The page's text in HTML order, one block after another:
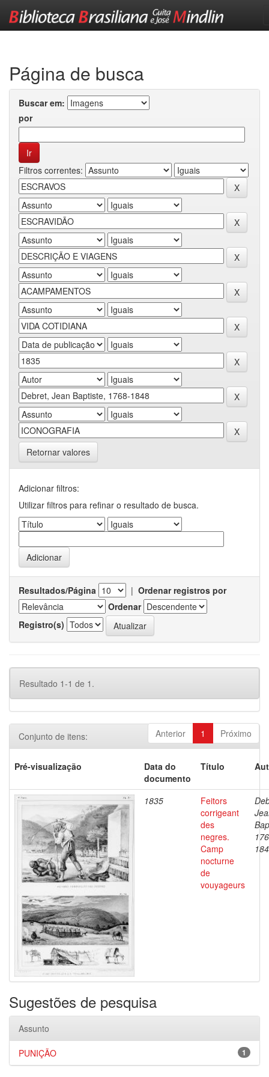
Página de busca
Buscar em:
por
Filtros correntes:
Retornar valores
Adicionar filtros:
Utilizar filtros para refinar o resultado de busca.
Resultados/Página | Ordenar registros por
Ordenar
Registro(s)
Resultado 1-1 de 1.
Anterior 1 Próximo
Conjunto de itens:
Pré-visualização
Data do
documento
Título
1835
Feitors
corrigeant
des
negres.
Camp
nocturne
de
vouyageurs
Sugestões de pesquisa
Assunto
1
PUNIÇÃO